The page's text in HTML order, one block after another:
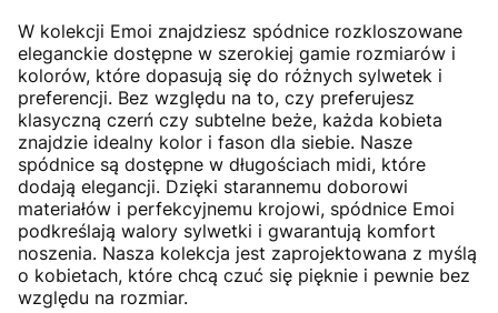
W kolekcji Emoi znajdziesz spódnice rozkloszowane
eleganckie dostępne w szerokiej gamie rozmiarów i
kolorów, które dopasują się do różnych sylwetek i
preferencji. Bez względu na to, czy preferujesz
klasyczną czerń czy subtelne beże, każda kobieta
znajdzie idealny kolor i fason dla siebie. Nasze
spódnice są dostępne w długościach midi, które
dodają elegancji. Dzięki starannemu doborowi
materiałów i perfekcyjnemu krojowi, spódnice Emoi
podkreślają walory sylwetki i gwarantują komfort
noszenia. Nasza kolekcja jest zaprojektowana z myślą
o kobietach, które chcą czuć się pięknie i pewnie bez
względu na rozmiar.